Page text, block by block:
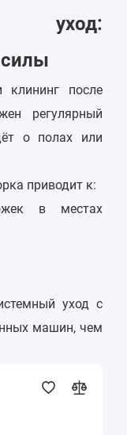
уход:
силы
после
регулярный
о полах или
приводит к:
в местах
уход с
машин, чем